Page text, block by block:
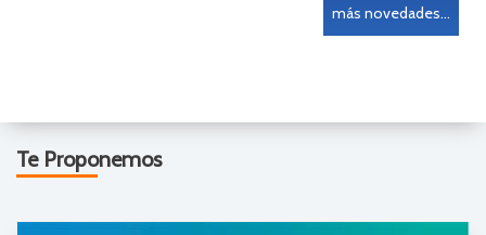
más novedades...
Te Proponemos